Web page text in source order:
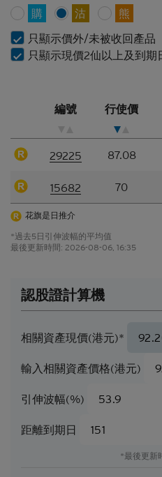
其聯繫人及關聯人士、各自
僱員（包括參與編製或在本
人士）（統稱「Citigroup」
概不會對材料的真確性、準
合理性或任何該等材料在
何類型的聲明或保證（不
定論或據此行事而不自行
香港網站所登載的指示性
或其他分析，其編製乃以
所得的選擇，因此，並不
回報或表現會在將來實現。
並不構成網站擁有人的投資
結構性產品並無抵押品，如
閣下可能無法收回部份或甚
產品的價格可急升或急跌，
失。結構性產品於二級市場
的。花旗環球金融亞洲有限
唯一流通量提供者。本香港
測或估計構成資料登載當日
業績或事件會與當中的任何
者有重大差異。過往表現並
牛熊證」
購 沽
熊
只顯示價外/未被收回產品
只顯示現價2仙以上及到期
編號 行使價
29225 87.08
15682 70
花旗是日推介
*過去5日引伸波幅的平均值
最後更新時間: 2026-08-06, 16:35
認股證計算機
相關資產現價(港元)*
輸入相關資產價格(港元)
引伸波幅(%)
距離到期日
*最後更新